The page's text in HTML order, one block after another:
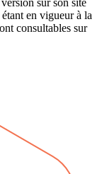
sur son site
en vigueur à la
consultables sur